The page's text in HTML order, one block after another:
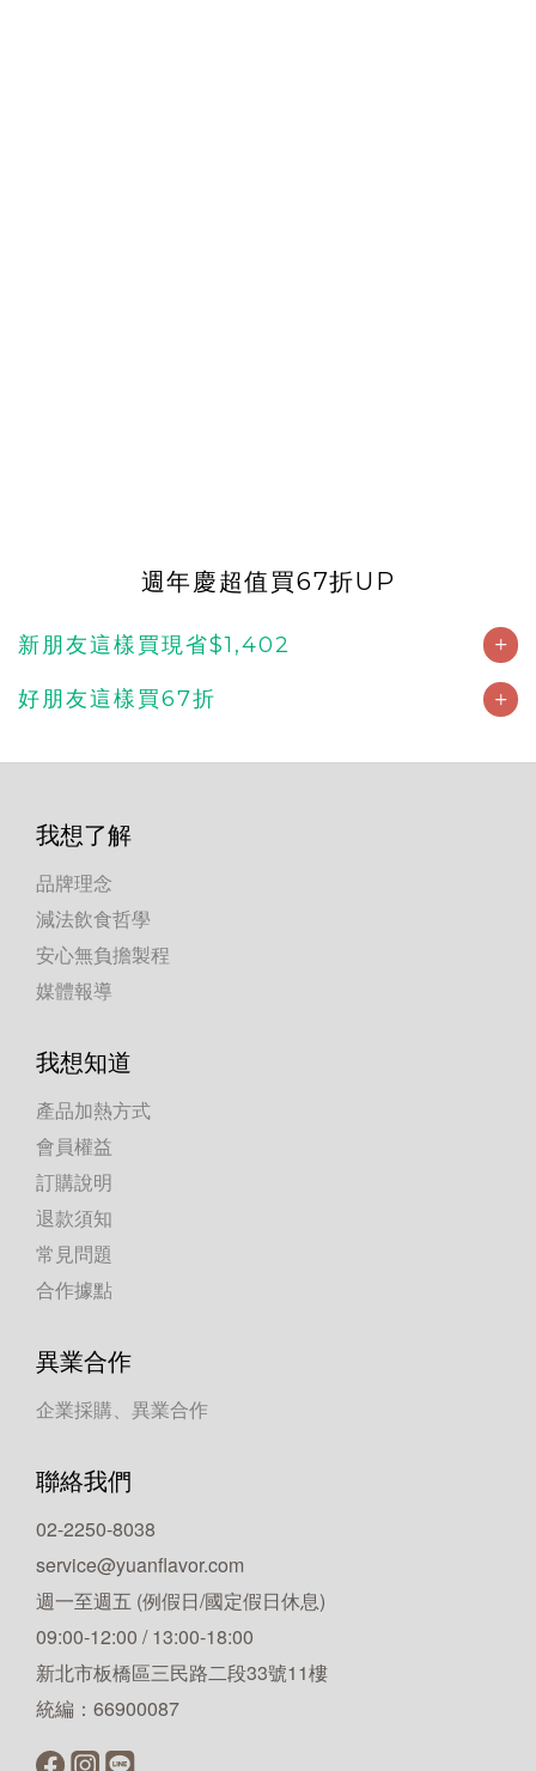
週年慶超值買67折UP
新朋友這樣買現省$1,402
好朋友這樣買67折
我想了解
品牌理念
減法飲食哲學
安心無負擔製程
媒體報導
我想知道
產品加熱方式
會員權益
訂購說明
退款須知
常見問題
合作據點
異業合作
企業採購、異業合作
聯絡我們
02-2250-8038
service@yuanflavor.com
週一至週五 (例假日/國定假日休息)
09:00-12:00 / 13:00-18:00
新北市板橋區三民路二段33號11樓
統編：66900087